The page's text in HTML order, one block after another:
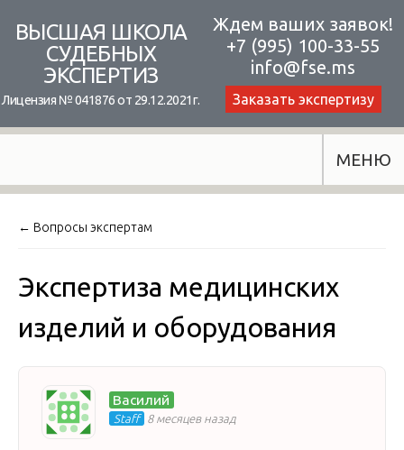
content
ВЫСШАЯ ШКОЛА
СУДЕБНЫХ
ЭКСПЕРТИЗ
Лицензия № 041876 от 29.12.2021г.
Ждем ваших заявок!
+7 (995) 100-33-55
info@fse.ms
Заказать экспертизу
МЕНЮ
← Вопросы экспертам
Экспертиза медицинских
изделий и оборудования
Василий
Staff 8 месяцев назад